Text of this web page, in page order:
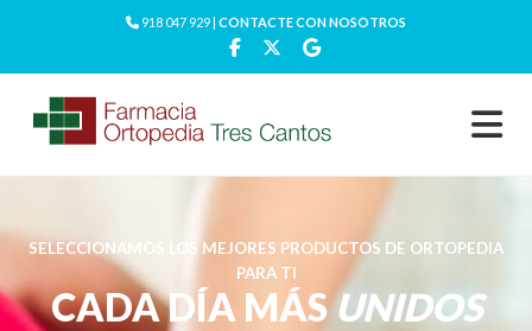
918 047 929 | CONTACTE CON NOSOTROS
SELECCIONAMOS LOS MEJORES PRODUCTOS DE ORTOPEDIA
PARA TI
CADA DÍA MÁSUNIDOS